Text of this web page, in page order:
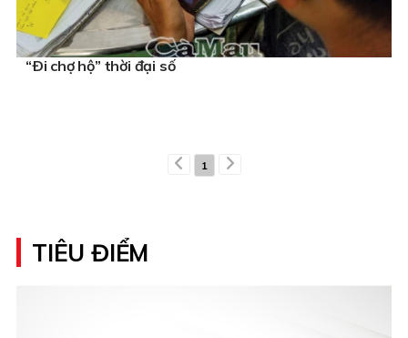
“Ði chợ hộ” thời đại số
1
TIÊU ĐIỂM